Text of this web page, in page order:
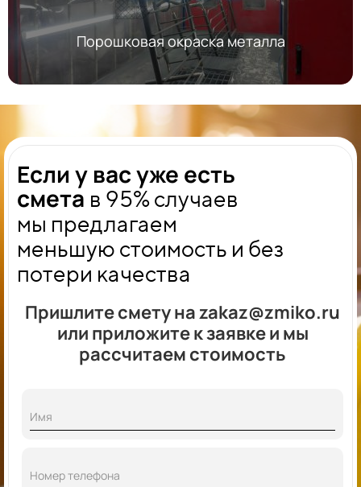
Порошковая окраска металла
Если у вас уже есть
смета в 95% случаев
мы предлагаем
меньшую стоимость и без
потери качества
Пришлите смету на zakaz@zmiko.ru
или приложите к заявке и мы
рассчитаем стоимость
Имя
Номер телефона